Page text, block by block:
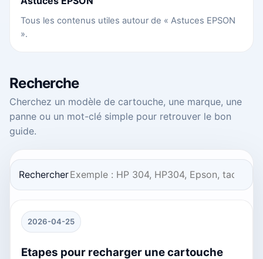
Tous les contenus utiles autour de « Astuces EPSON
».
Recherche
Cherchez un modèle de cartouche, une marque, une
panne ou un mot-clé simple pour retrouver le bon
guide.
Rechercher
2026-04-25
Etapes pour recharger une cartouche